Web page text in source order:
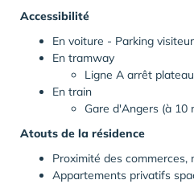
Accessibilité
En voiture - Parking
En tramway
Ligne A arrêt
En train
Gare d'Angers (à 10
Atouts de la résidence
Proximité des commerces,
Appartements privatifs